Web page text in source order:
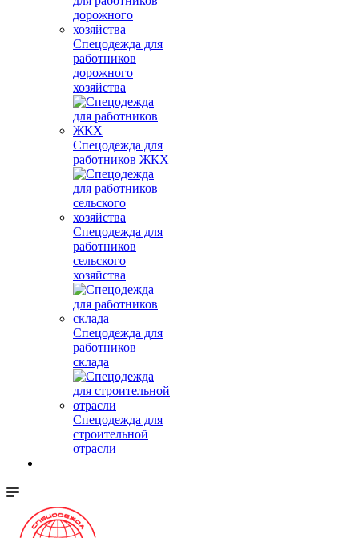
Спецодежда для
работников
дорожного
хозяйства
Спецодежда для
работников ЖКХ
Спецодежда для
работников
сельского
хозяйства
Спецодежда для
работников
склада
Спецодежда для
строительной
отрасли